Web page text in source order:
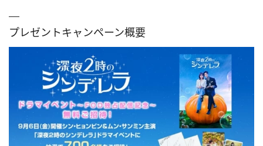
プレゼントキャンペーン概要